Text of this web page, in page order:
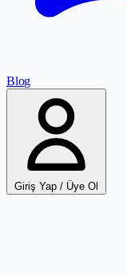
Blog
Giriş Yap / Üye Ol